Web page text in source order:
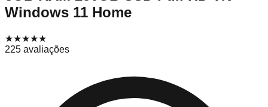
Windows 11 Home
★★★★★
225 avaliações